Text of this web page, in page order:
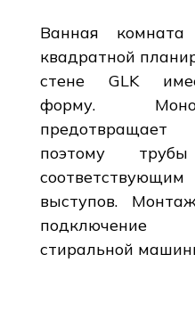
Ванная комната
квадратной
стене GLK
форму.
предотвращает
поэтому трубы
выступов.
подключение
стиральной